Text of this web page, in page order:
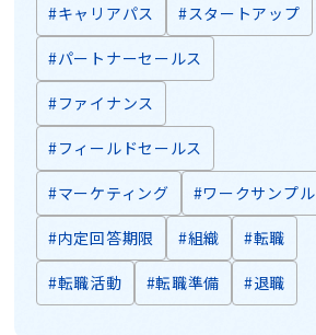
#キャリアパス #スタートアップ
#パートナーセールス
#ファイナンス
#フィールドセールス
#マーケティング #ワークサンプル
#内定回答期限 #組織 #転職
#転職活動 #転職準備 #退職